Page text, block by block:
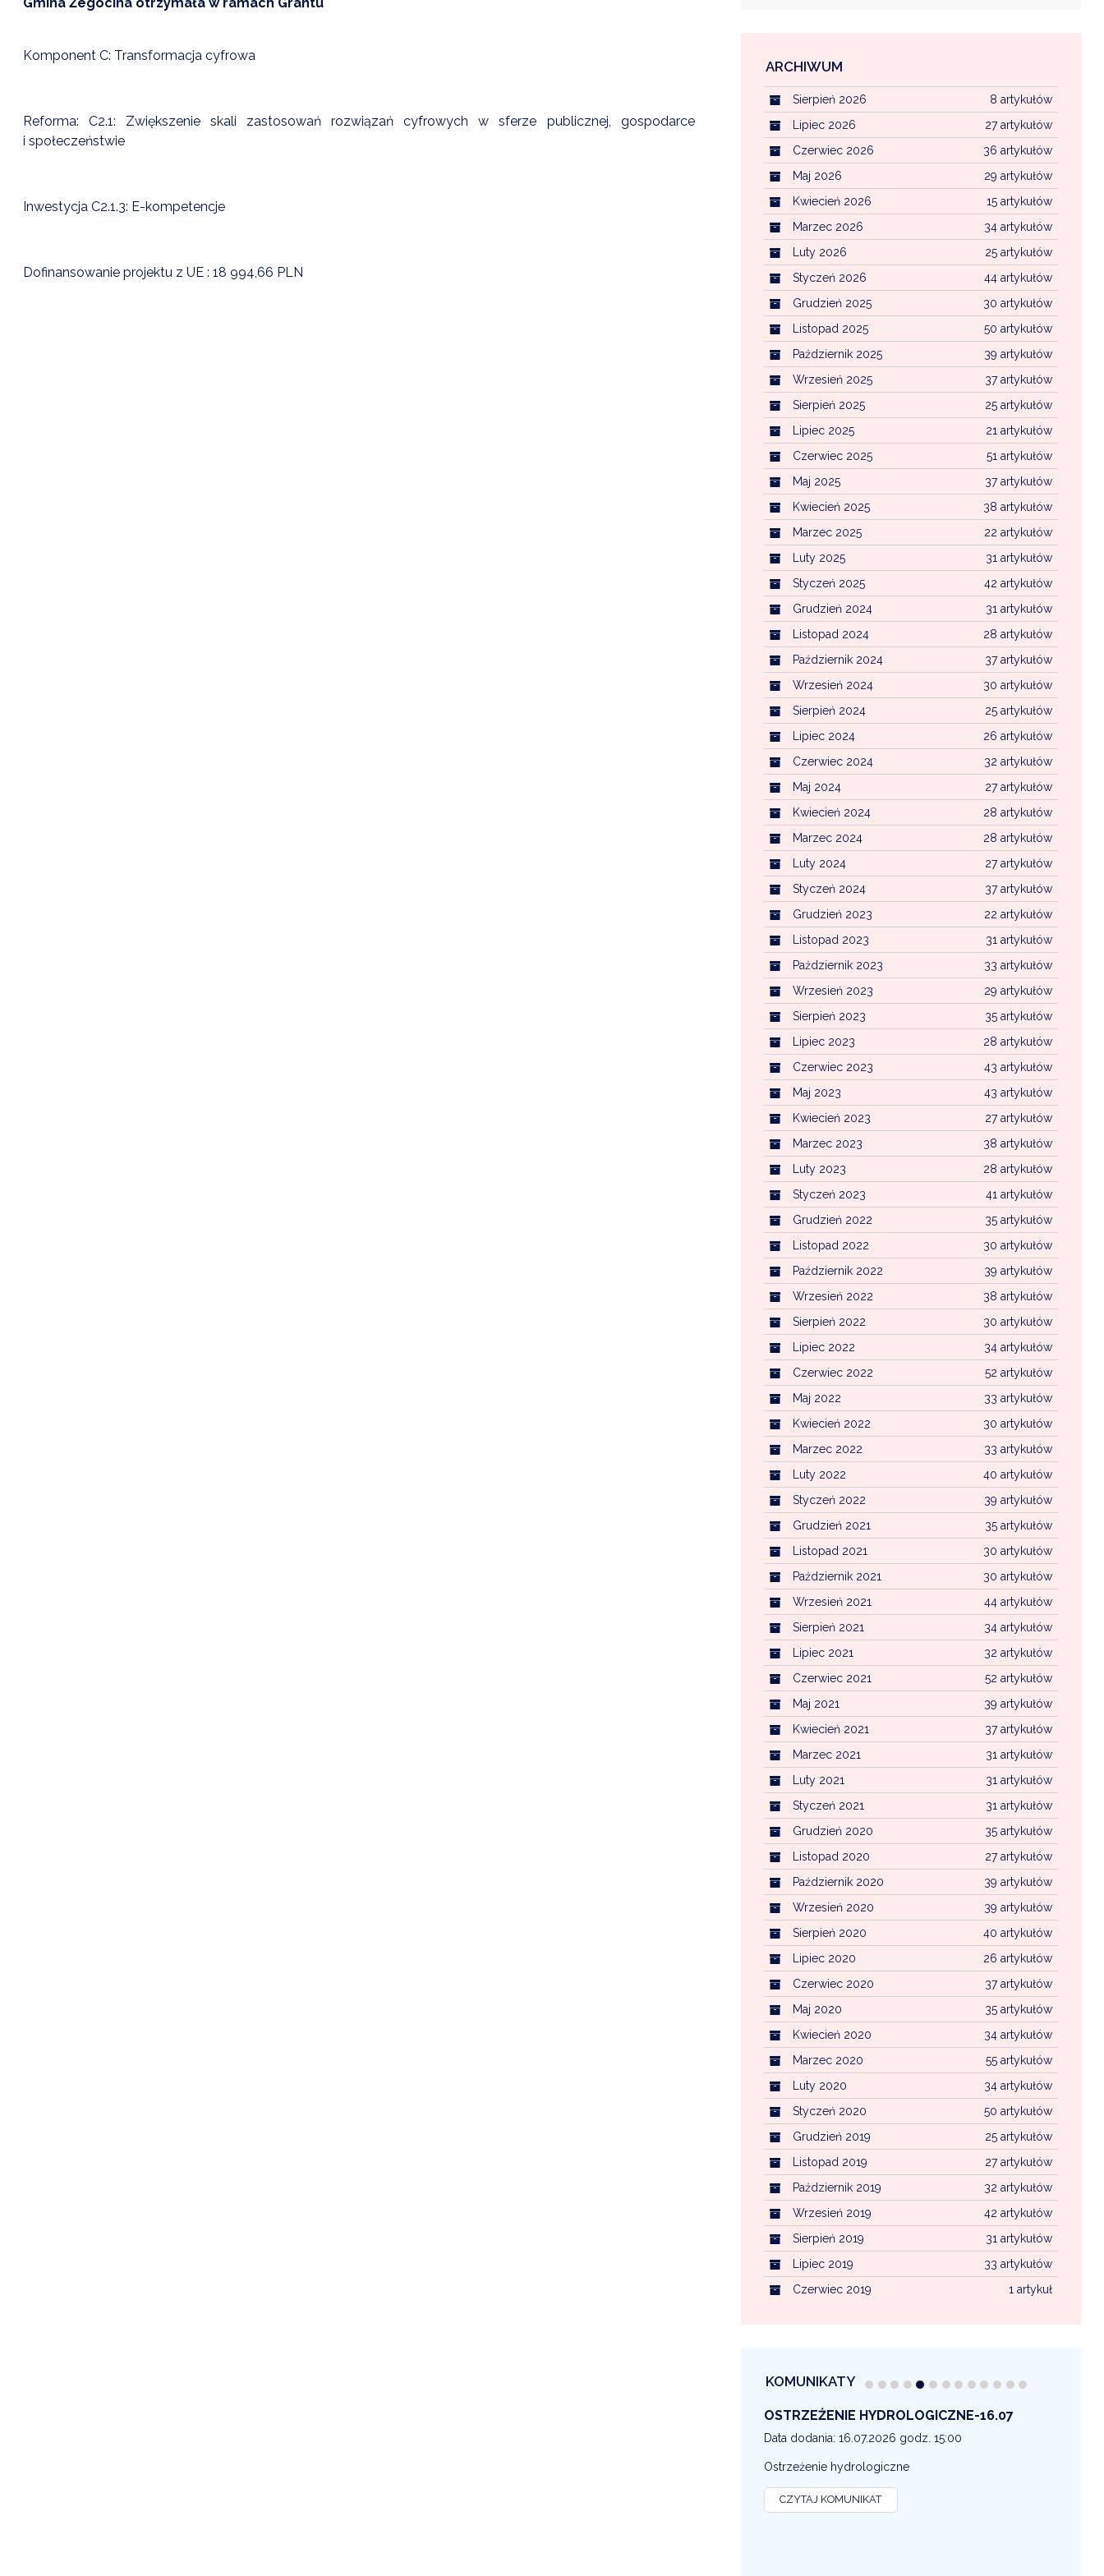
EKOINTERWENCJA
WFOŚ CZYSTE POWIETRZE
CENTRALNA EWIDENCJA EMISYJNOŚCI
GOSPODARKA ODPADAMI KOMUNALNYMI
Komponent C: Transformacja cyfrowa
Reforma: C2.1: Zwiększenie skali zastosowań rozwiązań cyfrowych w sferze publicznej, gospodarce
i społeczeństwie
Inwestycja C2.1.3: E-kompetencje
Dofinansowanie projektu z UE : 18 994,66 PLN
ARCHIWUM
8 artykułów
Sierpień 2026
27 artykułów
Lipiec 2026
36 artykułów
Czerwiec 2026
29 artykułów
Maj 2026
15 artykułów
Kwiecień 2026
34 artykułów
Marzec 2026
25 artykułów
Luty 2026
44 artykułów
Styczeń 2026
30 artykułów
Grudzień 2025
50 artykułów
Listopad 2025
39 artykułów
Październik 2025
37 artykułów
Wrzesień 2025
25 artykułów
Sierpień 2025
21 artykułów
Lipiec 2025
51 artykułów
Czerwiec 2025
37 artykułów
Maj 2025
38 artykułów
Kwiecień 2025
22 artykułów
Marzec 2025
31 artykułów
Luty 2025
42 artykułów
Styczeń 2025
31 artykułów
Grudzień 2024
28 artykułów
Listopad 2024
37 artykułów
Październik 2024
30 artykułów
Wrzesień 2024
25 artykułów
Sierpień 2024
26 artykułów
Lipiec 2024
32 artykułów
Czerwiec 2024
27 artykułów
Maj 2024
28 artykułów
Kwiecień 2024
28 artykułów
Marzec 2024
27 artykułów
Luty 2024
37 artykułów
Styczeń 2024
22 artykułów
Grudzień 2023
31 artykułów
Listopad 2023
33 artykułów
Październik 2023
29 artykułów
Wrzesień 2023
35 artykułów
Sierpień 2023
28 artykułów
Lipiec 2023
43 artykułów
Czerwiec 2023
43 artykułów
Maj 2023
27 artykułów
Kwiecień 2023
38 artykułów
Marzec 2023
28 artykułów
Luty 2023
41 artykułów
Styczeń 2023
35 artykułów
Grudzień 2022
30 artykułów
Listopad 2022
39 artykułów
Październik 2022
38 artykułów
Wrzesień 2022
30 artykułów
Sierpień 2022
34 artykułów
Lipiec 2022
52 artykułów
Czerwiec 2022
33 artykułów
Maj 2022
30 artykułów
Kwiecień 2022
33 artykułów
Marzec 2022
40 artykułów
Luty 2022
39 artykułów
Styczeń 2022
35 artykułów
Grudzień 2021
30 artykułów
Listopad 2021
30 artykułów
Październik 2021
44 artykułów
Wrzesień 2021
34 artykułów
Sierpień 2021
32 artykułów
Lipiec 2021
52 artykułów
Czerwiec 2021
39 artykułów
Maj 2021
37 artykułów
Kwiecień 2021
31 artykułów
Marzec 2021
31 artykułów
Luty 2021
31 artykułów
Styczeń 2021
35 artykułów
Grudzień 2020
27 artykułów
Listopad 2020
39 artykułów
Październik 2020
39 artykułów
Wrzesień 2020
40 artykułów
Sierpień 2020
26 artykułów
Lipiec 2020
37 artykułów
Czerwiec 2020
35 artykułów
Maj 2020
34 artykułów
Kwiecień 2020
55 artykułów
Marzec 2020
34 artykułów
Luty 2020
50 artykułów
Styczeń 2020
25 artykułów
Grudzień 2019
27 artykułów
Listopad 2019
32 artykułów
Październik 2019
42 artykułów
Wrzesień 2019
31 artykułów
Sierpień 2019
33 artykułów
Lipiec 2019
1 artykuł
Czerwiec 2019
KOMUNIKATY
OSTRZEŻENIE METEOROLOGICZNE 16-07
Data dodania: 16.07.2026 godz. 14:30
OSTRZEŻENIE METEOROLOGICZNE
CZYTAJ KOMUNIKAT